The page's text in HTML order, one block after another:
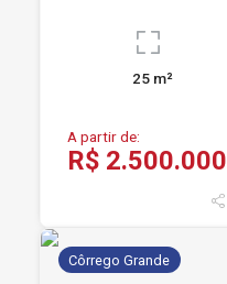
25 m²
A partir de:
R$ 2.500.000
Côrrego Grande